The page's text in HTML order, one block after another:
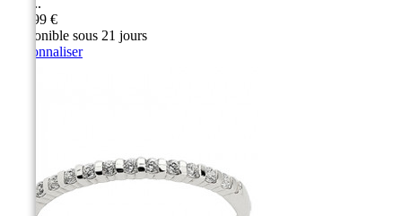
799,99 €
Disponible sous 21 jours
Personnaliser